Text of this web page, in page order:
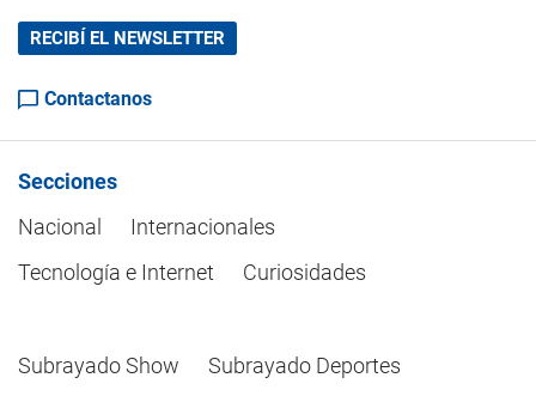
RECIBÍ EL NEWSLETTER
Contactanos
Secciones
Nacional
Internacionales
Tecnología e Internet
Curiosidades
Subrayado Show Subrayado Deportes